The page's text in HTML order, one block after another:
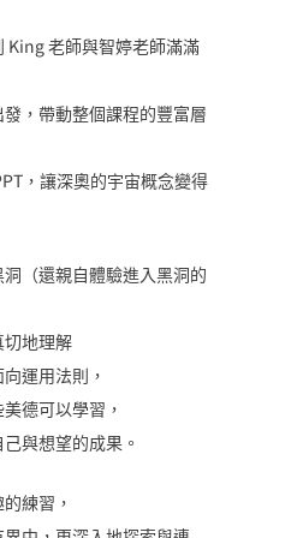
King 老師與智婷老師滿滿
，帶動整個課程的豐富層
，讓深奧的宇宙概念變得
（還親自體驗進入黑洞的
地理解
運用法則，
德可以學習，
與想望的成果。
練習，